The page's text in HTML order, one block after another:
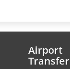
Airport
Transfer